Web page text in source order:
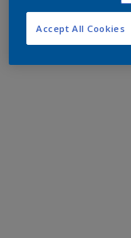
Accept All Cookies